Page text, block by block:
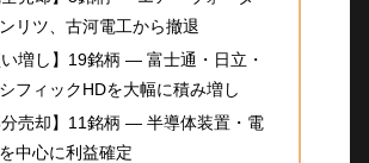
リツ、古河電工から撤退
増し】19銘柄 — 富士通・日立・
フィックHDを大幅に積み増し
売却】11銘柄 — 半導体装置・電
中心に利益確定